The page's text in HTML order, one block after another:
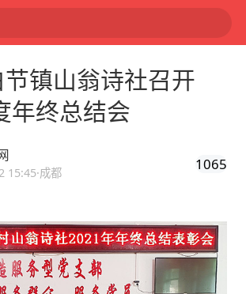
镇山翁诗社召开
年终总结会
15:45·成都 1065